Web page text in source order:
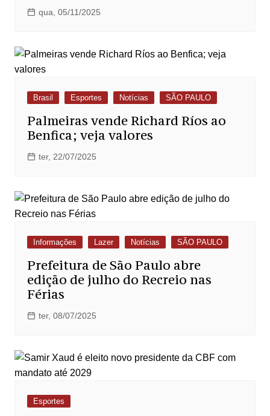
qua, 05/11/2025
Brasil Esportes Notícias SÃO PAULO
Palmeiras vende Richard Ríos ao
Benfica; veja valores
ter, 22/07/2025
Informações Lazer Notícias SÃO PAULO
Prefeitura de São Paulo abre
edição de julho do Recreio nas
Férias
ter, 08/07/2025
Esportes